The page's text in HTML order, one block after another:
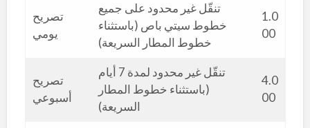
تصريح
يومي
تنقّل غير محدود على جميع
خطوط سيتي باص (باستثناء
خطوط المطار السريعة)
1.0
00
تصريح
أسبوعي
تنقّل غير محدود لمدة 7 أيام
(باستثناء خطوط المطار
السريعة)
4.0
00